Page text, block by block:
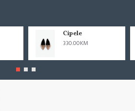
Cipele
330.00KM